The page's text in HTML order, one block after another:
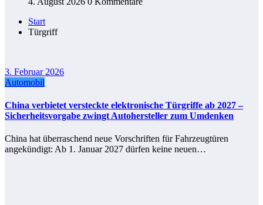
Start
Türgriff
3. Februar 2026
Automobil
China verbietet versteckte elektronische Türgriffe ab 2027 –
Sicherheitsvorgabe zwingt Autohersteller zum Umdenken
China hat überraschend neue Vorschriften für Fahrzeugtüren
angekündigt: Ab 1. Januar 2027 dürfen keine neuen…